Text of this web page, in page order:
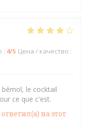
: 4/5 Цена / качество :
le cocktail
ce que c'est.
ответил(а) на этот